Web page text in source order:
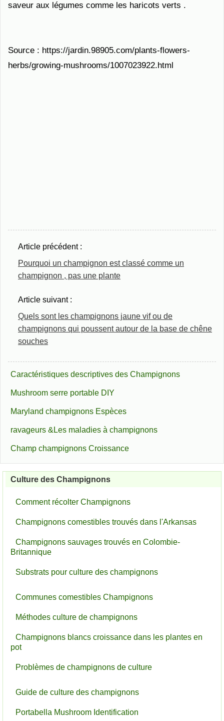
saveur aux légumes comme les haricots verts .
Source : https://jardin.98905.com/plants-flowers-
herbs/growing-mushrooms/1007023922.html
Article précédent :
Pourquoi un champignon est classé comme un
champignon , pas une plante
Article suivant :
Quels sont les champignons jaune vif ou de
champignons qui poussent autour de la base de chêne
souches
Caractéristiques descriptives des Champignons
Mushroom serre portable DIY
Maryland champignons Espèces
ravageurs &Les maladies à champignons
Champ champignons Croissance
Culture des Champignons
Comment récolter Champignons
Champignons comestibles trouvés dans l'Arkansas
Champignons sauvages trouvés en Colombie-
Britannique
Substrats pour culture des champignons
Communes comestibles Champignons
Méthodes culture de champignons
Champignons blancs croissance dans les plantes en
pot
Problèmes de champignons de culture
Guide de culture des champignons
Portabella Mushroom Identification